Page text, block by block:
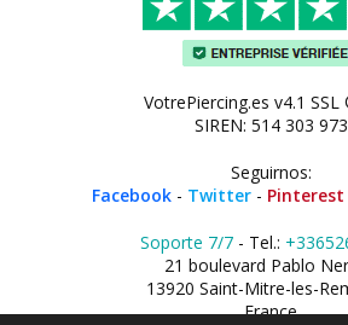
VotrePiercing.es v4.1
SIREN: 514 303 973
Seguirnos:
Facebook - Twitter - Pinterest
Soporte 7/7- Tel.:
21 boulevard Pablo
13920 Saint-Mitre-les-
France